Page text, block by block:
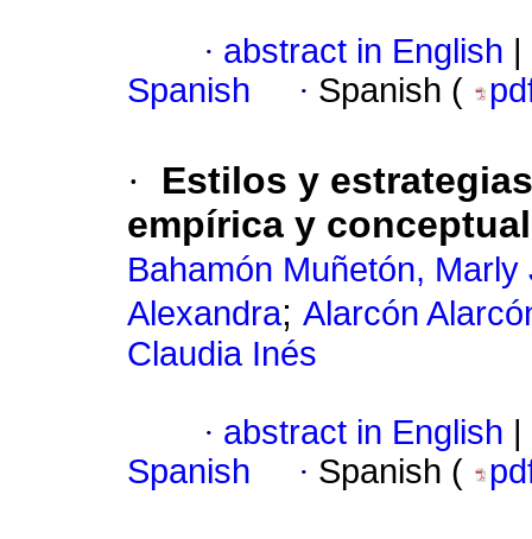
· abstract in English
Spanish
· Spanish (
·
Estilos y
empírica y
Bahamón Muñetón, Marly
Alexandra; Alarcón
Claudia Inés
· abstract in English
Spanish
· Spanish (